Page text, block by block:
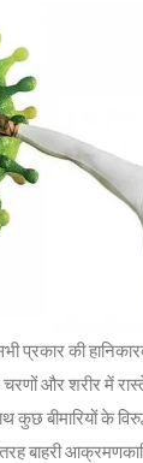
प्रकार की
चरणों और शरीर में
बीमारियों के
बाहरी